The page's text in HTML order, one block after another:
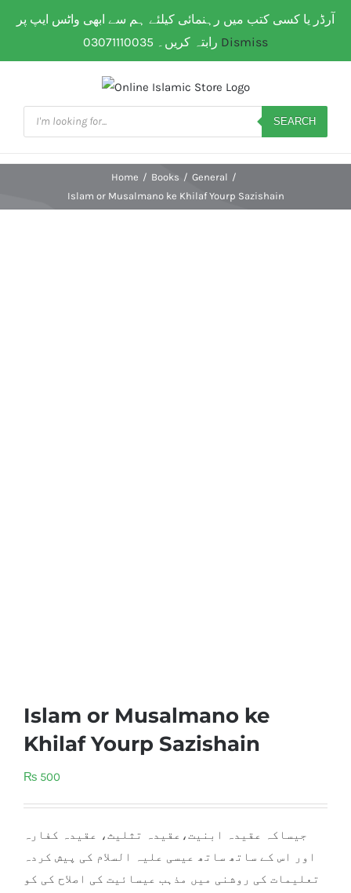
آرڈر یا کسی کتب میں رہنمائی کیلئے ہم سے ابھی واٹس ایپ پر
Dismiss
WhatsApp: 0307 111 00 35 | Flat Shipping Rate:200
Products
search
SEARCH
Home / Books / General /
Islam or Musalmano ke Khilaf Yourp Sazishain
Islam or Musalmano ke
Khilaf Yourp Sazishain
₨ 500
جیساکہ عقیدہ ابنیت،عقیدہ تثلیث، عقیدہ کفارہ
اور اس کے ساتھ ساتھ عیسی علیہ السلام کی پیش کردہ
تعلیمات کی روشنی میں مذہب عیسائیت کی اصلاح کی کو